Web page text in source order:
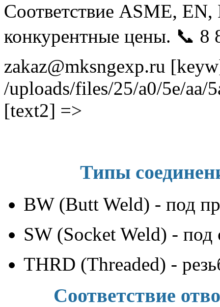
Соответствие ASME,
конкурентные цены. 📞
zakaz@mksngexp.ru
/uploads/files/25/a0/5e/aa/
[text2] =>
Типы
BW (Butt Weld) - под
SW (Socket Weld) - под
THRD (Threaded) -
Соответствие